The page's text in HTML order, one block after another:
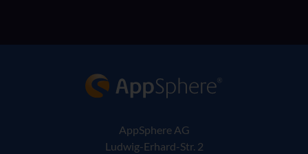
AppSphere IT-Lösungsanbieter
AppSphere AG
Ludwig-Erhard-Str. 2